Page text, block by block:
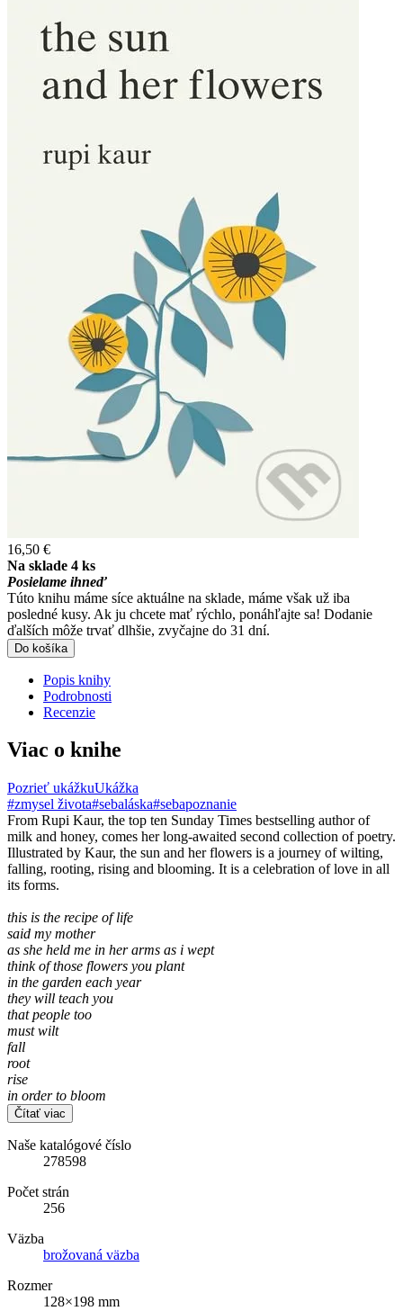
16,50 €
Na sklade 4 ks
Posielame ihneď
Túto knihu máme síce aktuálne na sklade, máme však už iba
posledné kusy. Ak ju chcete mať rýchlo, ponáhľajte sa! Dodanie
ďalších môže trvať dlhšie, zvyčajne do 31 dní.
Do košíka
Popis knihy
Podrobnosti
Recenzie
Viac o knihe
Pozrieť ukážkuUkážka
#zmysel života#sebaláska#sebapoznanie
From Rupi Kaur, the top ten Sunday Times bestselling author of
milk and honey, comes her long-awaited second collection of poetry.
Illustrated by Kaur, the sun and her flowers is a journey of wilting,
falling, rooting, rising and blooming. It is a celebration of love in all
its forms.
this is the recipe of life
said my mother
as she held me in her arms as i wept
think of those flowers you plant
in the garden each year
they will teach you
that people too
must wilt
fall
root
rise
in order to bloom
Čítať viac
Naše katalógové číslo
278598
Počet strán
256
Väzba
brožovaná väzba
Rozmer
128×198 mm